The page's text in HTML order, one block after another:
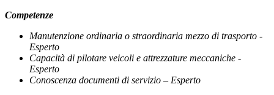
Competenze
Manutenzione ordinaria o straordinaria mezzo di trasporto -
Esperto
Capacità di pilotare veicoli e attrezzature meccaniche -
Esperto
Conoscenza documenti di servizio – Esperto